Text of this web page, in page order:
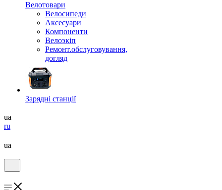
Велотовари
Велосипеди
Аксесуари
Компоненти
Велоэкіп
Ремонт.обслуговування,
догляд
Зарядні станції
ua
ru
ua